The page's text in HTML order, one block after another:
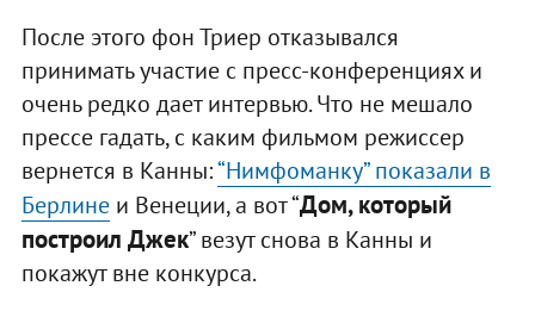
После этого фон Триер отказывался
принимать участие с пресс-конференциях и
очень редко дает интервью. Что не мешало
прессе гадать, с каким фильмом режиссер
вернется в Канны:“Нимфоманку” показали в
Берлинеи Венеции, а вот “Дом, который
построил Джек” везут снова в Канны и
покажут вне конкурса.